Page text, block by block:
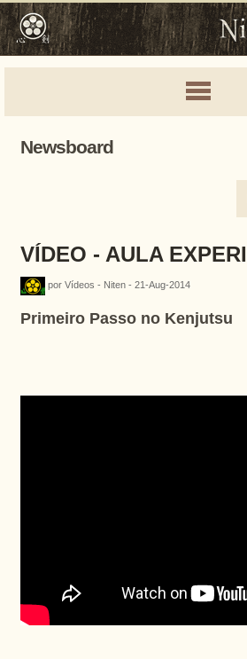
Newsboard
VÍDEO - AULA
por Vídeos - Niten - 21-Aug-2014
Primeiro Passo no Kenjutsu